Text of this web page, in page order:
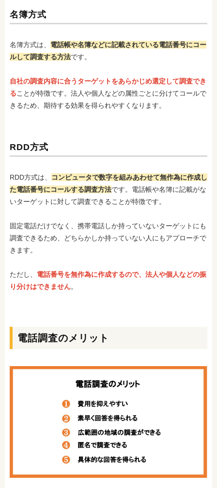
名簿方式
名簿方式は、 電話帳や名簿などに記載されている電話番号にコー
ルして調査する方法です。
自社の調査内容に合うターゲットをあらかじめ選定して調査でき
ることが特徴です。法人や個人などの属性ごとに分けてコールで
きるため、期待する効果を得られやすくなります。
RDD方式
RDD方式は、
コンピュータで数字を組みあわせて無作為に作成し
た電話番号にコールする調査方法です。電話帳や名簿に記載がな
いターゲットに対して調査できることが特徴です。
固定電話だけでなく、携帯電話しか持っていないターゲットにも
調査できるため、どちらかしか持っていない人にもアプローチで
きます。
ただし、 電話番号を無作為に作成するので、法人や個人などの振
り分けはできません。
電話調査のメリット